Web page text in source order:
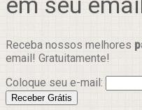
Receba nossos melhores
email! Gratuitamente!
Coloque seu e-mail: